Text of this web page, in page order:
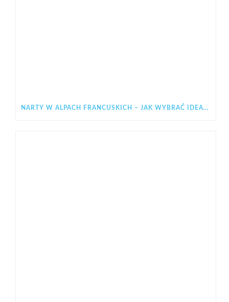
NARTY W ALPACH FRANCUSKICH – JAK WYBRAĆ IDEALNY REGION NA ZIMOWY WYJAZD